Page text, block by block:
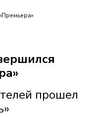
прошел